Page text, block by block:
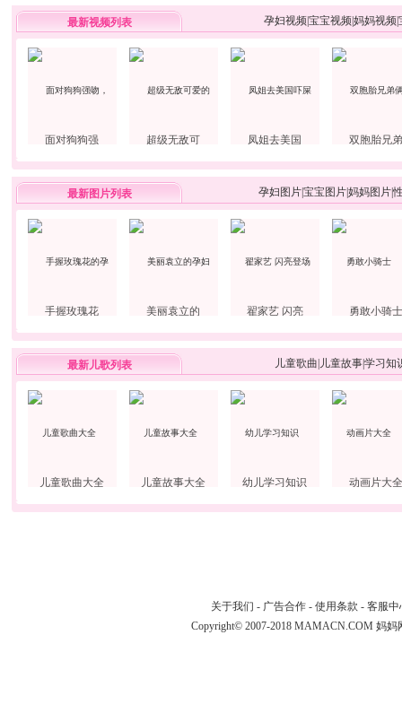
最新视频列表 孕妇视频宝宝视频妈妈视频
面对狗狗强 超级无敌可 凤姐去美国 双胞胎兄弟
最新图片列表 孕妇图片宝宝图片妈妈图片
手握玫瑰花 美丽袁立的 翟家艺 闪亮 勇敢小骑士
最新儿歌列表 儿童歌曲 儿童故事学习知
儿童歌曲大全 儿童故事大全 幼儿学习知识 动画片大全
关于我们 - 广告合作 - 使用条款 - 客服中
Copyright© 2007-2018 MAMACN.COM 妈妈